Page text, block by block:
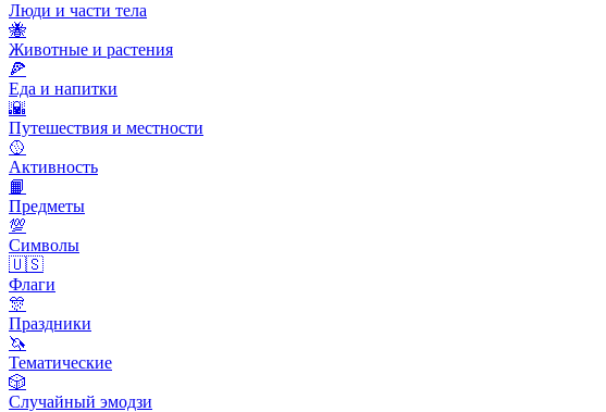
Люди и части тела
🐝
Животные и растения
🍕
Еда и напитки
🌇
Путешествия и местности
🥎
Активность
📙
Предметы
💯
Символы
🇺🇸
Флаги
🎊
Праздники
🦄
Тематические
🎲
Случайный эмодзи